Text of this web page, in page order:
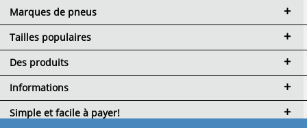
Marques de pneus
Tailles populaires
Des produits
Informations
Simple et facile à payer!